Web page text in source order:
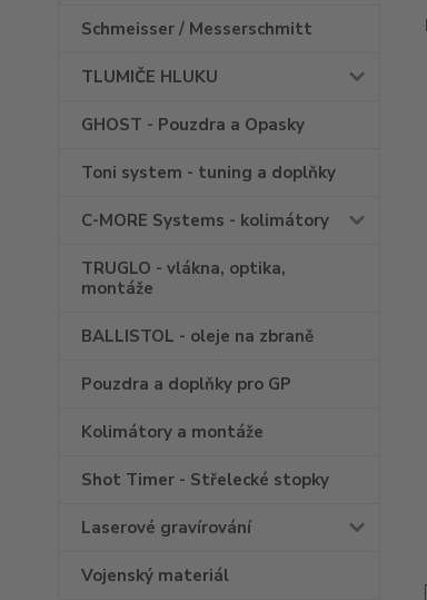
Schmeisser / Messerschmitt
TLUMIČE HLUKU
GHOST - Pouzdra a Opasky
Toni system - tuning a doplňky
C-MORE Systems - kolimátory
TRUGLO - vlákna, optika,
montáže
BALLISTOL - oleje na zbraně
Pouzdra a doplňky pro GP
Kolimátory a montáže
Shot Timer - Střelecké stopky
Laserové gravírování
Vojenský materiál